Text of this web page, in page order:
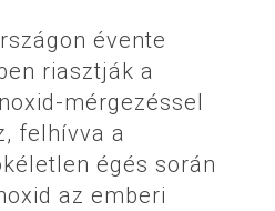
évente
riasztják a
mérgezéssel
felhívva a
égés során
az emberi